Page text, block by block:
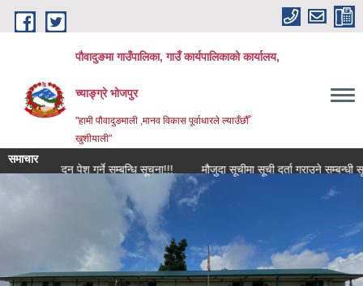
Skip to main content
पौवादुङमा गाउँपालिका, गाउँ कार्यपालिकाको कार्यालय,
च्याङ्ग्रे भोजपुर
"हामी पौवादुङमाली ,मानव विकास पूर्वाधारले ल्याउँछौँ
खुशीयाली"
समाचार
आवेदन पेश गर्ने सम्बन्धि सूचना!!!
मौजुदा सूचीमा सूची दर्ता गराउने सम्बन्धी सूचना!